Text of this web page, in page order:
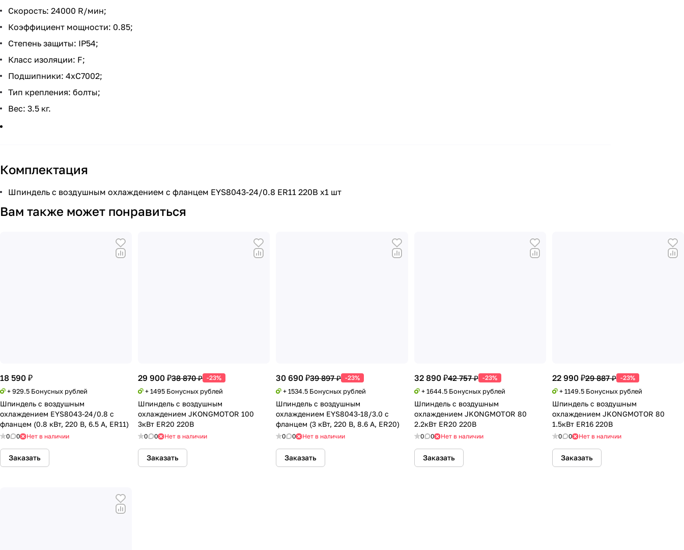
Скорость: 24000 R/мин;
Коэффициент мощности: 0.85;
Степень защиты: IP54;
Класс изоляции: F;
Подшипники: 4хС7002;
Тип крепления: болты;
Вес: 3.5 кг.
Комплектация
Шпиндель с воздушным охлаждением с фланцем EYS8043-24/0.8 ER11 220В x1 шт
Вам также может понравиться
18 590 ₽
+ 929.5 Бонусных рублей
Шпиндель с воздушным
охлаждением EYS8043-24/0.8 с
фланцем (0.8 кВт, 220 В, 6.5 А, ER11)
0 0 Нет в наличии
Заказать
29 900 ₽38 870 ₽ -23%
+ 1495 Бонусных рублей
Шпиндель с воздушным
охлаждением JKONGMOTOR 100
3кВт ER20 220В
0 0 Нет в наличии
Заказать
30 690 ₽39 897 ₽ -23%
+ 1534.5 Бонусных рублей
Шпиндель с воздушным
охлаждением EYS8043-18/3.0 с
фланцем (3 кВт, 220 В, 8.6 А, ER20)
0 0 Нет в наличии
Заказать
32 890 ₽42 757 ₽ -23%
+ 1644.5 Бонусных рублей
Шпиндель с воздушным
охлаждением JKONGMOTOR 80
2.2кВт ER20 220В
0 0 Нет в наличии
Заказать
22 990 ₽29 887 ₽ -23%
+ 1149.5 Бонусных рублей
Шпиндель с воздушным
охлаждением JKONGMOTOR 80
1.5кВт ER16 220В
0 0 Нет в наличии
Заказать